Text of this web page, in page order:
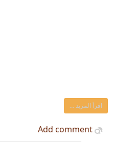
اقرأ المزيد ...
Add comment